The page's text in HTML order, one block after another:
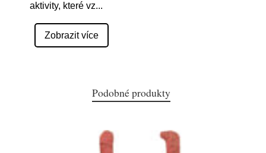
aktivity, které vz...
Zobrazit více
Podobné produkty